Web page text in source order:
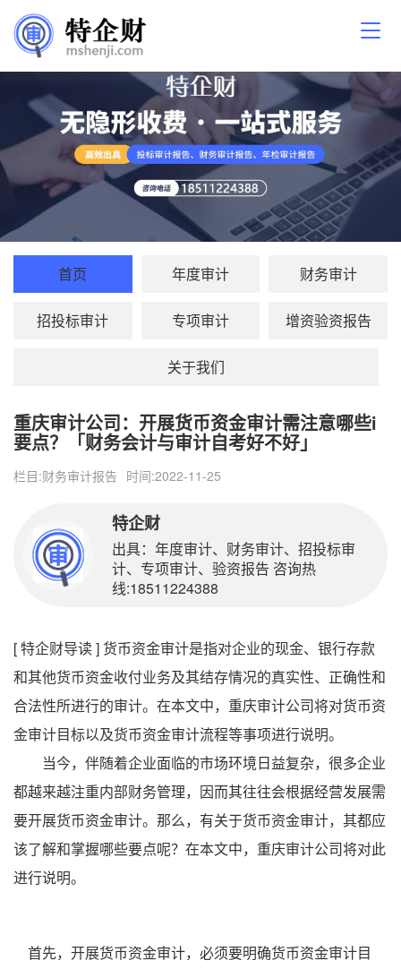
首页 年度审计 财务审计
招投标审计 专项审计 增资验资报告
关于我们
重庆审计公司：开展货币资金审计需注意哪些i
要点？「财务会计与审计自考好不好」
栏目:财务审计报告 时间:2022-11-25
特企财
出具：年度审计、财务审计、招投标审
计、专项审计、验资报告 咨询热
线:18511224388
[ 特企财导读 ] 货币资金审计是指对企业的现金、银行存款
和其他货币资金收付业务及其结存情况的真实性、正确性和
合法性所进行的审计。在本文中，重庆审计公司将对货币资
金审计目标以及货币资金审计流程等事项进行说明。
当今，伴随着企业面临的市场环境日益复杂，很多企业
都越来越注重内部财务管理，因而其往往会根据经营发展需
要开展货币资金审计。那么，有关于货币资金审计，其都应
该了解和掌握哪些要点呢？在本文中，重庆审计公司将对此
进行说明。
首先，开展货币资金审计，必须要明确货币资金审计目